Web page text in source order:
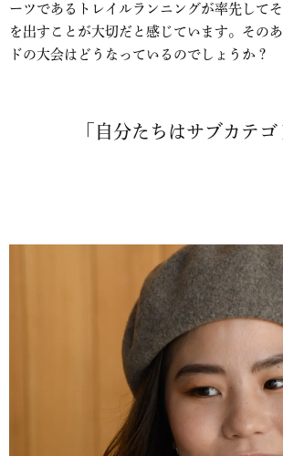
ーツであるトレイルランニングが率先して
を出すことが大切だと感じています。その
ドの大会はどうなっているのでしょうか？
「自分たちはサブカテゴ